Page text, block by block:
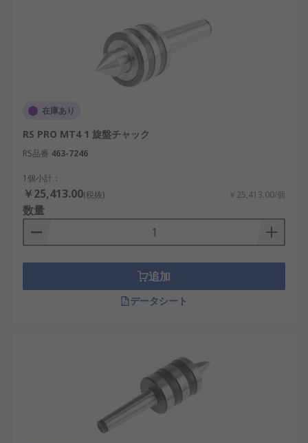
在庫あり
RS PRO MT4 1 旋盤チャック
RS品番 463-7246
1個小計：
￥25,413.00(税抜) ￥25,413.00/個
数量
追加
データシート